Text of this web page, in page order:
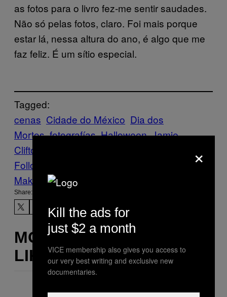
as fotos para o livro fez-me sentir saudades.
Não só pelas fotos, claro. Foi mais porque
estar lá, nessa altura do ano, é algo que me
faz feliz. É um sítio especial.
Tagged:
cenas Cidade do México Dia dos
Mortos fotografías Halloween Jamie
Clifton
Follow Us On Discover
Make Us Preferred In Top Stories
Share:
MORE
LIKE THIS
×
Kill the ads for
just $2 a month
VICE membership also gives you access to
our very best writing and exclusive new
documentaries.